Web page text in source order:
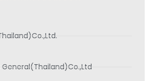
General(Thailand)Co.,Ltd